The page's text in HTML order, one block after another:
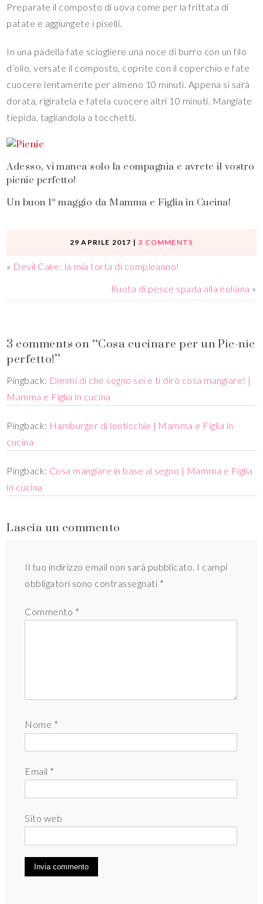
Preparate il composto di uova come per la frittata di
patate e aggiungete i piselli.
In una padella fate sciogliere una noce di burro con un filo
d’olio, versate il composto, coprite con il coperchio e fate
cuocere lentamente per almeno 10 minuti. Appena si sarà
dorata, rigiratela e fatela cuocere altri 10 minuti. Mangiate
tiepida, tagliandola a tocchetti.
Adesso, vi manca solo la compagnia e avrete il vostro
picnic perfetto!
Un buon 1° maggio da Mamma e Figlia in Cucina!
29 APRILE 2017 |3 COMMENTS
« Devil Cake: la mia torta di compleanno!
Ruota di pesce spada alla eoliana »
3 comments on “Cosa cucinare per un Pic-nic
perfetto!”
Pingback: Dimmi di che segno sei e ti dirò cosa mangiare! |
Mamma e Figlia in cucina
Pingback: Hamburger di lenticchie | Mamma e Figlia in
cucina
Pingback: Cosa mangiare in base al segno | Mamma e Figlia
in cucina
Lascia un commento
Il tuo indirizzo email non sarà pubblicato. I campi
obbligatori sono contrassegnati *
Commento *
Nome *
Email *
Sito web